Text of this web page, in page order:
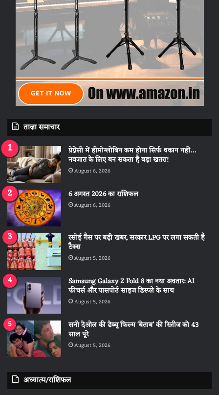
ताज़ा समाचार
प्रेग्नेंसी में हीमोग्लोबिन कम होना सिर्फ थकान नहीं…
नवजात के लिए बन सकता है बड़ा खतरा!
August 6, 2026
6 अगस्त 2026 का राशिफल
August 6, 2026
रसोई गैस पर बड़ी खबर, सरकार LPG पर लगा सकती है
टैक्स
August 5, 2026
Samsung Galaxy Z Fold 8 का नया अवतार: AI
फीचर्स और पासपोर्ट साइज डिस्प्ले के साथ
August 5, 2026
सनी देओल की डेब्यू फिल्म ‘बेताब’ की रिलीज को 43
साल पूरे
August 5, 2026
अध्यात्म/राशिफल